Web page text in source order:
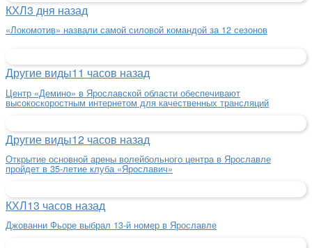
КХЛ3 дня назад
«Локомотив» назвали самой силовой командой за 12 сезонов
Другие виды11 часов назад
Центр «Демино» в Ярославской области обеспечивают
высокоскоростным интернетом для качественных трансляций
Другие виды12 часов назад
Открытие основной арены волейбольного центра в Ярославле
пройдет в 35-летие клуба «Ярославич»
КХЛ13 часов назад
Джованни Фьоре выбрал 13-й номер в Ярославле